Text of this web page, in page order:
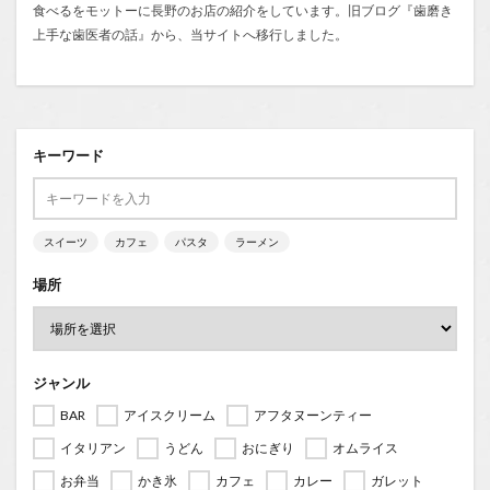
食べるをモットーに長野のお店の紹介をしています。旧ブログ『歯磨き
上手な歯医者の話 』から、当サイトへ移行しました。
キーワード
スイーツ カフェ パスタ ラーメン
場所
ジャンル
BAR アイスクリーム
アフタヌーンティー
イタリアン
うどん おにぎり
オムライス
お弁当
かき氷 カフェ カレー
ガレット